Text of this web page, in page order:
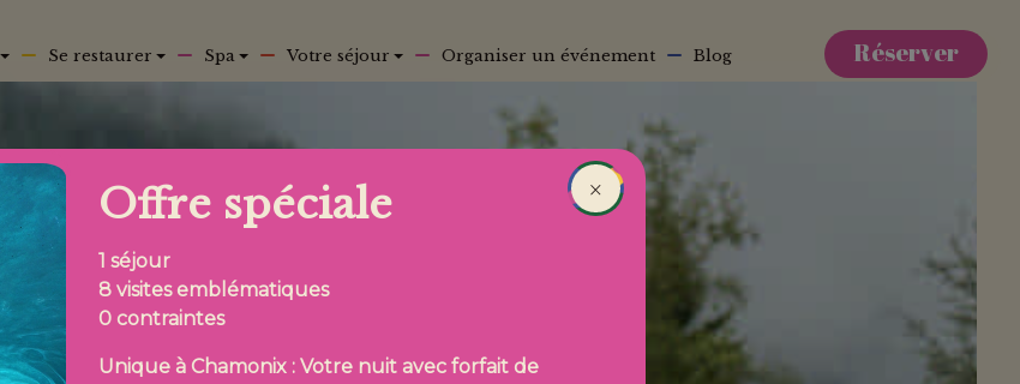
Se restaurer Spa Votre séjour Organiser un événement Blog Réserver
×
Offre spéciale
1 séjour
8 visites emblématiques
0 contraintes
Unique à Chamonix : Votre nuit avec forfait de